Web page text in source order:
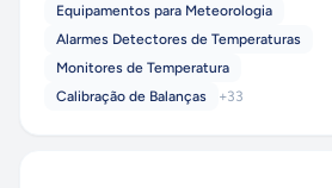
Equipamentos para Meteorologia
Alarmes Detectores de Temperaturas
Monitores de Temperatura
Calibração de Balanças
+33